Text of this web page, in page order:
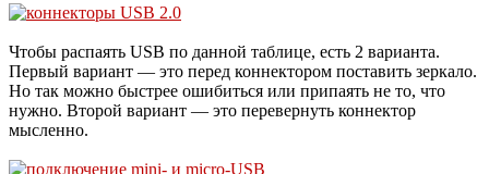
Чтобы распаять USB по данной таблице, есть 2 варианта.
Первый вариант — это перед коннектором поставить зеркало.
Но так можно быстрее ошибиться или припаять не то, что
нужно. Второй вариант — это перевернуть коннектор
мысленно.